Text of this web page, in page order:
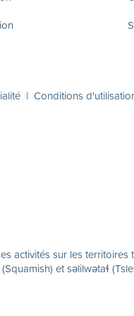
| Conditions
activités sur les
et səlilwətaɬ